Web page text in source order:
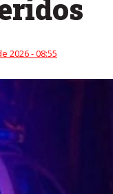
2026 - 08:55